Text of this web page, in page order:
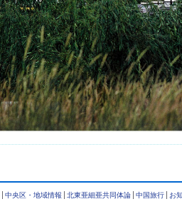
中央区・地域情報 北東亜細亜共同体論 中国旅行 お